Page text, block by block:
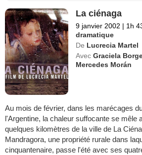
La ciénaga
9 janvier 2002 | 1h
dramatique
De Lucrecia Martel
Avec Graciela
Mercedes Morán
Au mois de février, dans les marécages
l'Argentine, la chaleur suffocante se mêle
quelques kilomètres de la ville de La
Mandragora, une propriété rurale dans
cinquantenaire, passe l'été avec ses